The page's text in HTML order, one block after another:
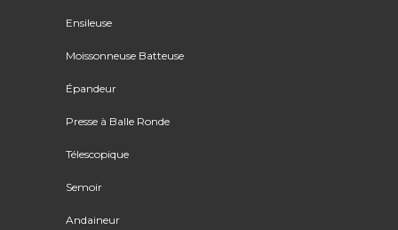
Ensileuse
Moissonneuse Batteuse
Épandeur
Presse à Balle Ronde
Télescopique
Semoir
Andaineur